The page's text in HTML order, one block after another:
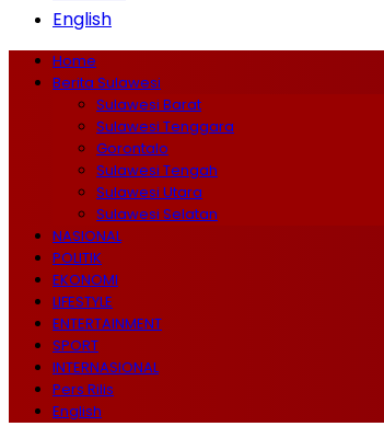
English
Home
Berita Sulawesi
Sulawesi Barat
Sulawesi Tenggara
Gorontalo
Sulawesi Tengah
Sulawesi Utara
Sulawesi Selatan
NASIONAL
POLITIK
EKONOMI
LIFESTYLE
ENTERTAINMENT
SPORT
INTERNASIONAL
Pers Rilis
English